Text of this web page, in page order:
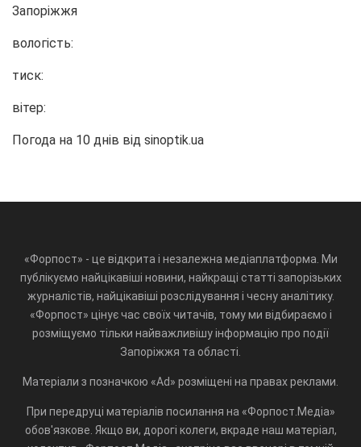
Запоріжжя
вологість:
тиск:
вітер:
Погода на 10 днів від sinoptik.ua
«Форпост» - це відкрита і незалежна медіаплатформа. Ми
публікуємо найцікавіші новини, найкращі статті запорізьких
журналістів, найцікавіші розслідування і чесну аналітику.
«Форпост» цінує час своїх читачів, тому ми відбираємо і
розміщуємо тільки найважливішу інформацію про події
Запоріжжя та області.
Матеріали з позначкою «Ad» розміщені на правах реклами.
При передруці матеріалів посилання на «Форпост.Медіа»
обов'язкове. Якщо ви, дорогі колеги, вкраде наш матеріал,